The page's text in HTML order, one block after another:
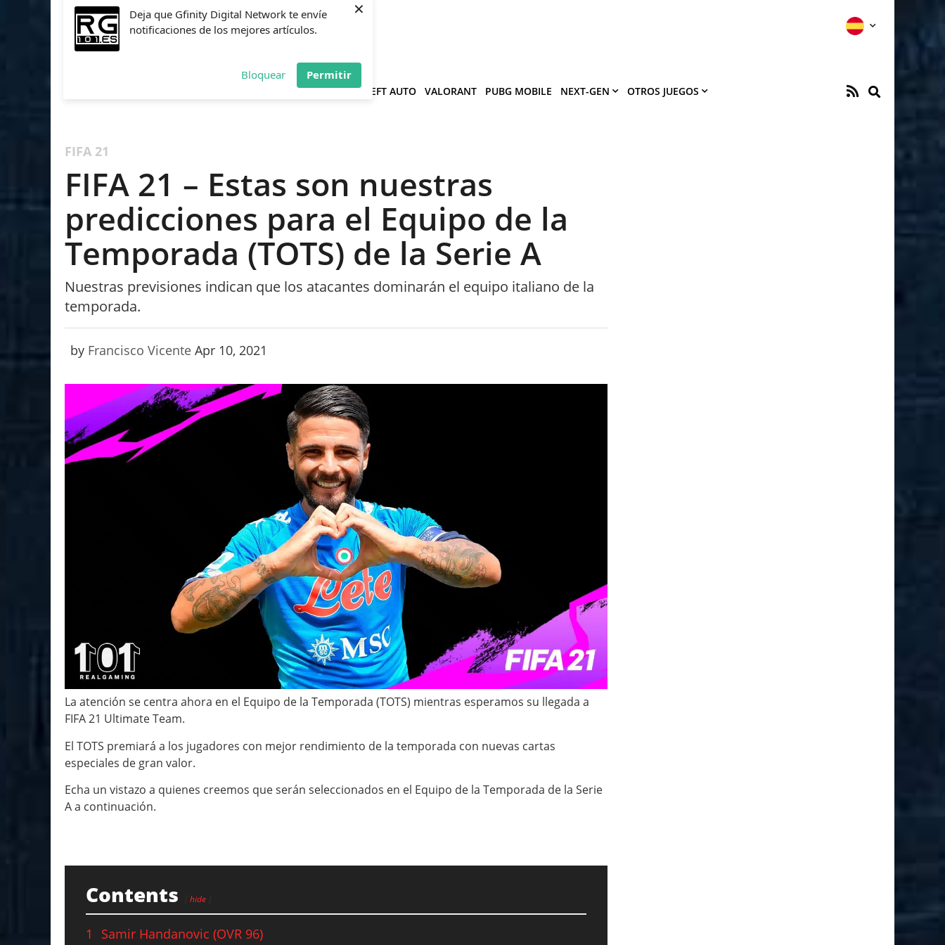
Deja que Gfinity Digital Network te envíe
notificaciones de los mejores artículos.
Bloquear Permitir
×
PES GRAND THEFT AUTO VALORANT PUBG MOBILE NEXT-GEN OTROS JUEGOS
FIFA 21
FIFA 21 – Estas son nuestras
predicciones para el Equipo de la
Temporada (TOTS) de la Serie A
Nuestras previsiones indican que los atacantes dominarán el equipo italiano de la
temporada.
by Francisco Vicente Apr 10, 2021
La atención se centra ahora en el Equipo de la Temporada (TOTS) mientras esperamos su llegada a
FIFA 21 Ultimate Team.
El TOTS premiará a los jugadores con mejor rendimiento de la temporada con nuevas cartas
especiales de gran valor.
Echa un vistazo a quienes creemos que serán seleccionados en el Equipo de la Temporada de la Serie
A a continuación.
Contents hide
1 Samir Handanovic (OVR 96)